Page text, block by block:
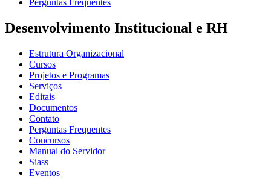
Perguntas Frequentes
Desenvolvimento Institucional e RH
Estrutura Organizacional
Cursos
Projetos e Programas
Serviços
Editais
Documentos
Contato
Perguntas Frequentes
Concursos
Manual do Servidor
Siass
Eventos